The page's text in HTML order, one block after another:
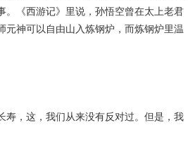
。《西游记》里说，孙悟空曾在太上老君
元神可以自由山入炼钢炉，而炼钢炉里温
，这，我们从来没有反对过。但是，我